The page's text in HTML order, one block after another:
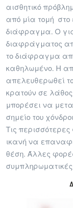
αισθητικό
από μία τομή στο
διάφραγμα. Ο
διαφράγματος
το διάφραγμα
καθηλωμένο. Η
απελευθερωθεί
κρατούν σε
μπορέσει να
σημείο του
Τις
ικανή να
θέση. Άλλες
συμπληρωματικές